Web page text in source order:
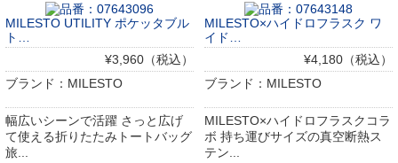
MILESTO UTILITY ポケッタブル
ト…
¥3,960（税込）
ブランド：MILESTO
幅広いシーンで活躍 さっと広げ
て使える折りたたみトートバッグ
旅...
MILESTO×ハイドロフラスク ワ
イド…
¥4,180（税込）
ブランド：MILESTO
MILESTO×ハイドロフラスクコラ
ボ 持ち運びサイズの真空断熱ス
テン...